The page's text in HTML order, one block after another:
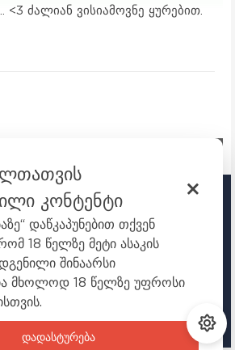
<3 ძალიან ვისიამოვნე ყურებით.
კონტენტი
დაწკაპუნებით თქვენ
18 წელზე მეტი ასაკის
შინაარსი
მხოლოდ 18 წელზე უფროსი
დადასტურება
TOKYO.GE
ᲣᲧᲣᲠᲔᲗ ᲐᲜᲘᲛᲔᲡ ᲝᲜᲚᲐᲘᲜ
ქართულადanimeebi qartulad
animeebi